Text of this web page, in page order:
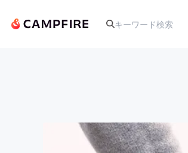
アート・写真